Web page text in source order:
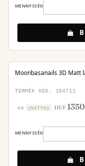
MENNYISÉG
Moonbasanails 3D Matt
TERMÉK KÓD: 104712
ÁR [NETTO] HUF1350
MENNYISÉG